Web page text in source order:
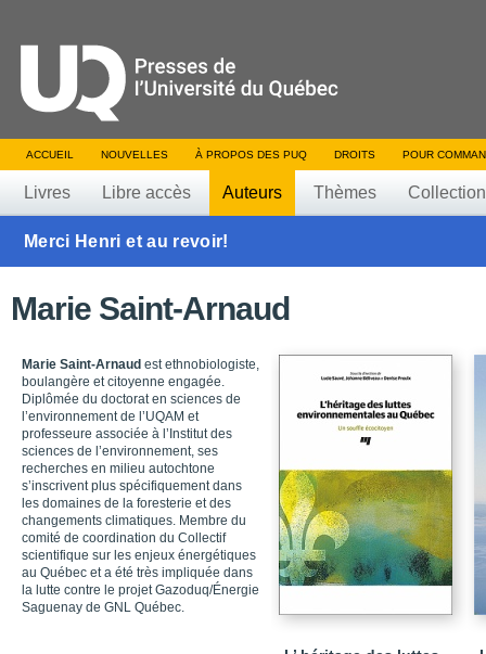
ACCUEIL NOUVELLES À PROPOS DES PUQ DROITS POUR
Livres Libre accès Auteurs Thèmes
Merci Henri et au revoir!
Marie Saint-Arnaud
Marie Saint-Arnaud est ethnobiologiste,
boulangère et citoyenne engagée.
Diplômée du doctorat en sciences de
l’environnement de l’UQAM et
professeure associée à l’Institut des
sciences de l’environnement, ses
recherches en milieu autochtone
s’inscrivent plus spécifiquement dans
les domaines de la foresterie et des
changements climatiques. Membre du
comité de coordination du Collectif
scientifique sur les enjeux énergétiques
au Québec et a été très impliquée dans
la lutte contre le projet Gazoduq/Énergie
Saguenay de GNL Québec.